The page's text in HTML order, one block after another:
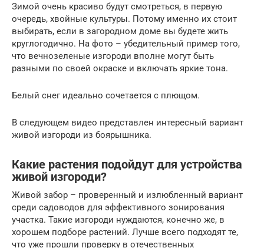
Зимой очень красиво будут смотреться, в первую
очередь, хвойные культуры. Потому именно их стоит
выбирать, если в загородном доме вы будете жить
круглогодично. На фото – убедительный пример того,
что вечнозеленые изгороди вполне могут быть
разными по своей окраске и включать яркие тона.
Белый снег идеально сочетается с плющом.
В следующем видео представлен интересный вариант
живой изгороди из боярышника.
Какие растения подойдут для устройства
живой изгороди?
Живой забор – проверенный и излюбленный вариант
среди садоводов для эффективного зонирования
участка. Такие изгороди нуждаются, конечно же, в
хорошем подборе растений. Лучше всего подходят те,
что уже прошли проверку в отечественных